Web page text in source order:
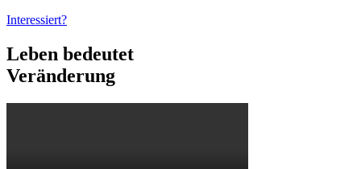
Interessiert?
Leben bedeutet
Veränderung